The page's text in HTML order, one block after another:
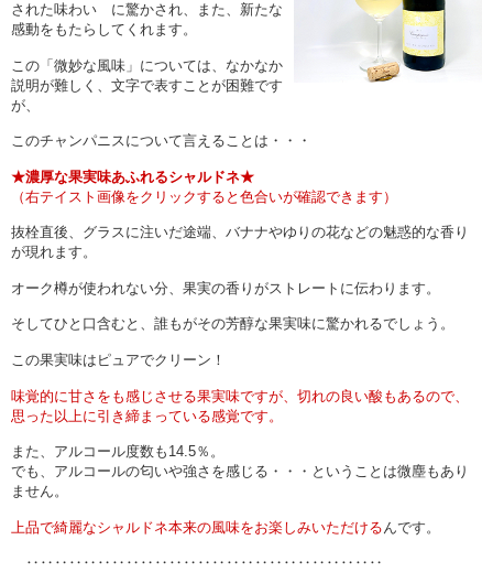
された味わい に驚かされ、また、新たな
感動をもたらしてくれます。
この「微妙な風味」については、なかなか
説明が難しく、文字で表すことが困難です
が、
このチャンパニスについて言えることは・・・
★濃厚な果実味あふれるシャルドネ★
（右テイスト画像をクリックすると色合いが確認できます）
抜栓直後、グラスに注いだ途端、バナナやゆりの花などの魅惑的な香り
が現れます。
オーク樽が使われない分、果実の香りがストレートに伝わります。
そしてひと口含むと、誰もがその芳醇な果実味に驚かれるでしょう。
この果実味はピュアでクリーン！
味覚的に甘さをも感じさせる果実味ですが、切れの良い酸もあるので、
思った以上に引き締まっている感覚です。
また、アルコール度数も14.5％。
でも、アルコールの匂いや強さを感じる・・・ということは微塵もあり
ません。
上品で綺麗なシャルドネ本来の風味をお楽しみいただける んです。
‥‥‥‥‥‥‥‥‥‥‥‥‥‥‥‥‥‥‥‥‥‥‥‥‥